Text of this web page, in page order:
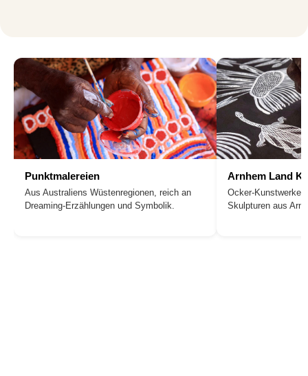
Punktmalereien
Aus Australiens Wüstenregionen, reich an
Dreaming-Erzählungen und Symbolik.
Arnhem Land
Ocker-Kunstwerke,
Skulpturen aus